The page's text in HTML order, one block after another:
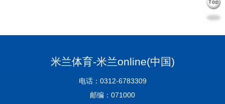
米兰体育-米兰online(中国)
电话：0312-6783309
邮编：071000